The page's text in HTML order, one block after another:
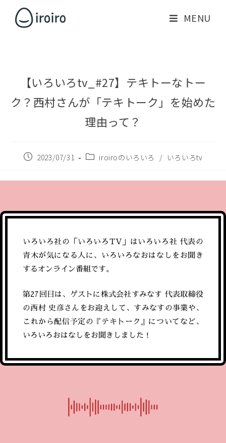
MENU
【いろいろtv_#27】テキトーなトー
ク？西村さんが「テキトーク」を始めた
理由って？
2023/07/31 iroiroのいろいろ / いろいろtv
いろいろ社の「いろいろTV」はいろいろ社 代表の
青木が気になる人に、いろいろなおはなしをお聞き
するオンライン番組です。
第27回目は、 ゲストに株式会社すみなす 代表取締役
の西村 史彦さんをお迎えして、すみなすの事業や、
これから配信予定の『テキトーク』についてなど、
いろいろおはなしをお聞きしました！